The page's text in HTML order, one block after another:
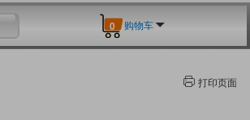
0 购物车
打印页面